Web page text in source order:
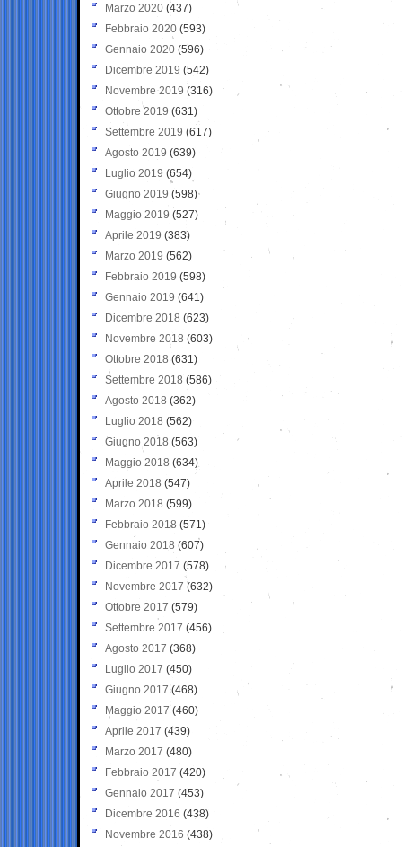
Marzo 2020 (437)
Febbraio 2020 (593)
Gennaio 2020 (596)
Dicembre 2019 (542)
Novembre 2019 (316)
Ottobre 2019 (631)
Settembre 2019 (617)
Agosto 2019 (639)
Luglio 2019 (654)
Giugno 2019 (598)
Maggio 2019 (527)
Aprile 2019 (383)
Marzo 2019 (562)
Febbraio 2019 (598)
Gennaio 2019 (641)
Dicembre 2018 (623)
Novembre 2018 (603)
Ottobre 2018 (631)
Settembre 2018 (586)
Agosto 2018 (362)
Luglio 2018 (562)
Giugno 2018 (563)
Maggio 2018 (634)
Aprile 2018 (547)
Marzo 2018 (599)
Febbraio 2018 (571)
Gennaio 2018 (607)
Dicembre 2017 (578)
Novembre 2017 (632)
Ottobre 2017 (579)
Settembre 2017 (456)
Agosto 2017 (368)
Luglio 2017 (450)
Giugno 2017 (468)
Maggio 2017 (460)
Aprile 2017 (439)
Marzo 2017 (480)
Febbraio 2017 (420)
Gennaio 2017 (453)
Dicembre 2016 (438)
Novembre 2016 (438)